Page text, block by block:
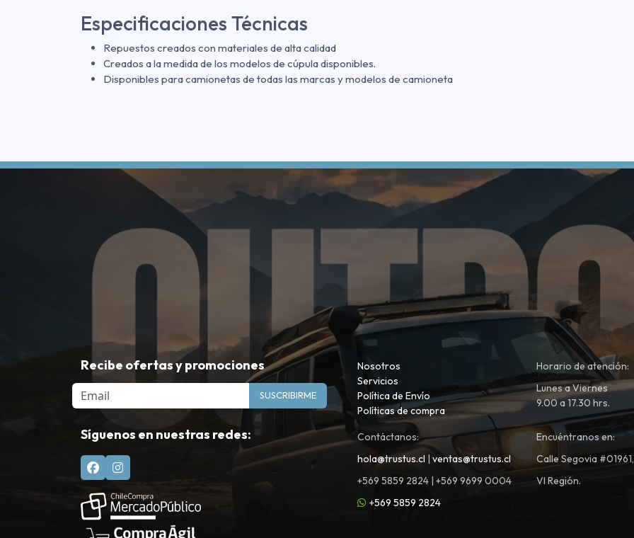
Especificaciones Técnicas
Repuestos creados con materiales de alta calidad
Creados a la medida de los modelos de cúpula disponibles.
Disponibles para camionetas de todas las marcas y modelos de camioneta
Recibe ofertas y promociones
Email SUSCRIBIRME
Síguenos en nuestras redes:
Nosotros
Servicios
Política de Envío
Políticas de compra
Horario de atención:
Lunes a Viernes
9.00 a 17.30 hrs.
Contáctanos:
hola@trustus.cl | ventas@trustus.cl
+569 5859 2824 | +569 9699 0004
+569 5859 2824
Encuéntranos en:
Calle Segovia
VI Región.